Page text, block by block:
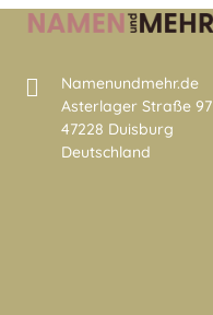
Namenundmehr.de
Asterlager Straße 97
47228 Duisburg
Deutschland